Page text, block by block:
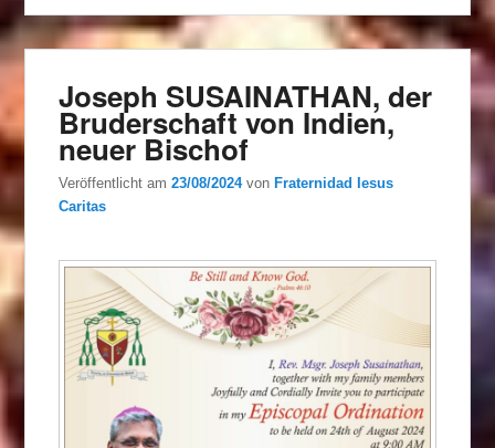
Joseph SUSAINATHAN, der
Bruderschaft von Indien,
neuer Bischof
Veröffentlicht am23/08/2024 von Fraternidad Iesus
Caritas